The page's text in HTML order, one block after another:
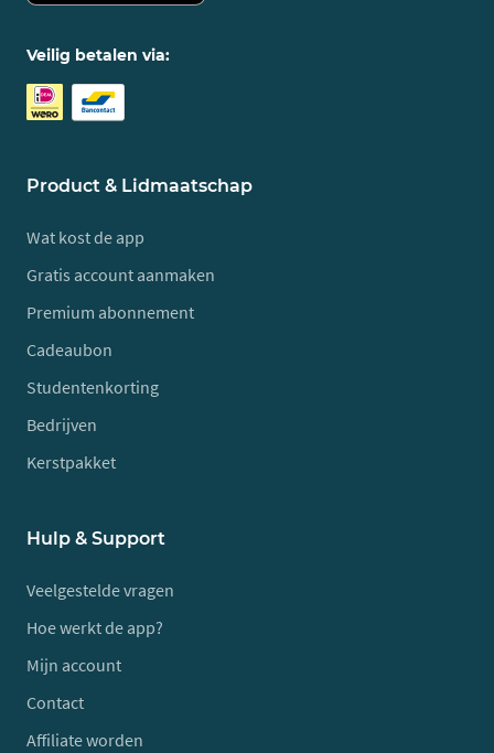
Veilig betalen via:
Product & Lidmaatschap
Wat kost de app
Gratis account aanmaken
Premium abonnement
Cadeaubon
Studentenkorting
Bedrijven
Kerstpakket
Hulp & Support
Veelgestelde vragen
Hoe werkt de app?
Mijn account
Contact
Affiliate worden